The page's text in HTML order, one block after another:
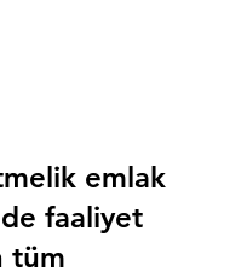
emlak
faaliyet
tüm